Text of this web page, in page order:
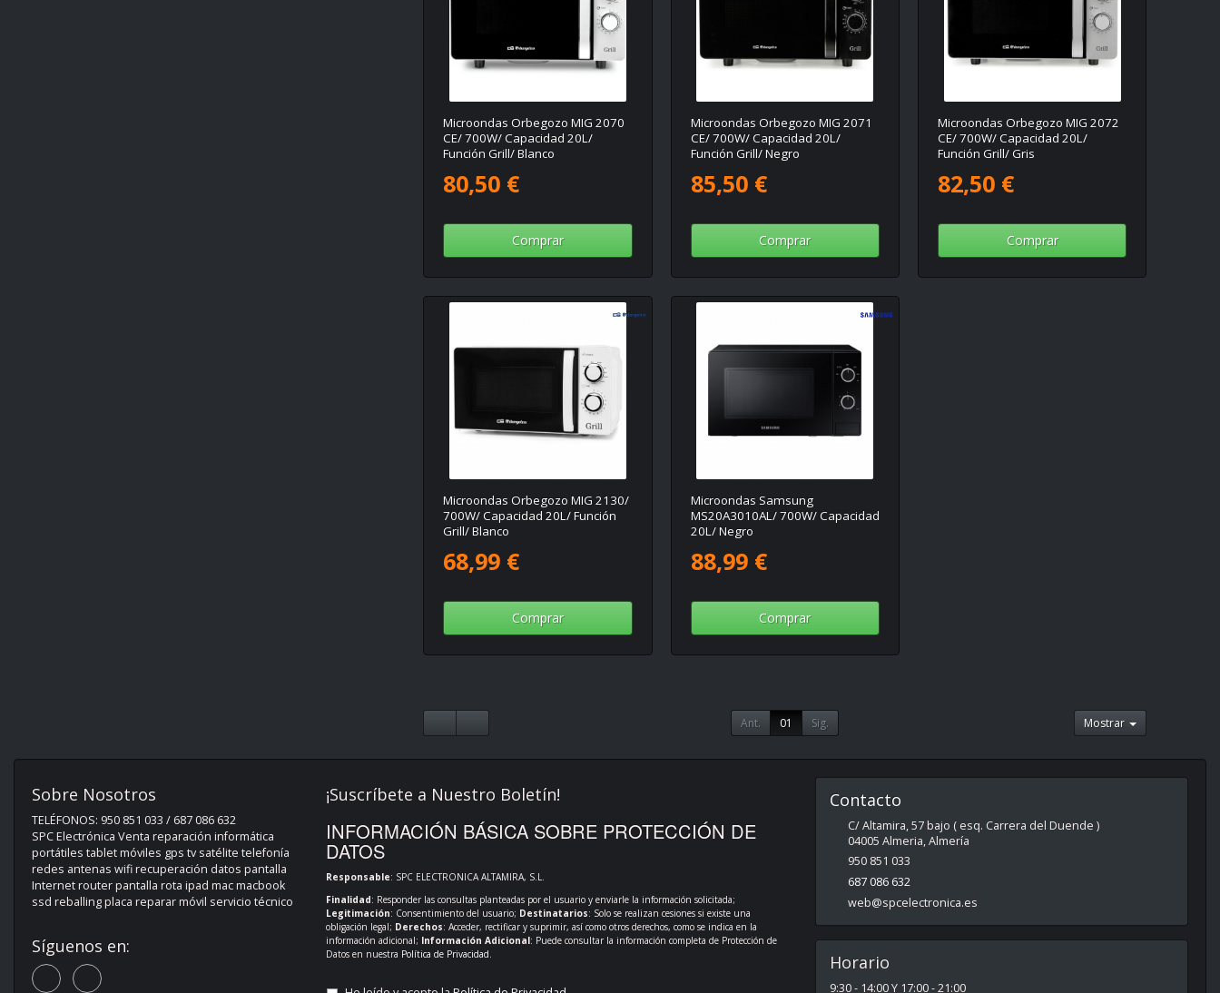
Microondas Orbegozo MIG 2070
CE/ 700W/ Capacidad 20L/
Función Grill/ Blanco
80,50 €
Comprar
Microondas Orbegozo MIG 2071
CE/ 700W/ Capacidad 20L/
Función Grill/ Negro
85,50 €
Comprar
Microondas Orbegozo MIG 2072
CE/ 700W/ Capacidad 20L/
Función Grill/ Gris
82,50 €
Comprar
Microondas Orbegozo MIG 2130/
700W/ Capacidad 20L/ Función
Grill/ Blanco
68,99 €
Comprar
Microondas Samsung
MS20A3010AL/ 700W/ Capacidad
20L/ Negro
88,99 €
Comprar
Ant. 01 Sig. Mostrar
Sobre Nosotros
TELÉFONOS: 950 851 033 / 687 086 632
SPC Electrónica Venta reparación informática
portátiles tablet móviles gps tv satélite telefonía
redes antenas wifi recuperación datos pantalla
Internet router pantalla rota ipad mac macbook
ssd reballing placa reparar móvil servicio técnico
Síguenos en:
¡Suscríbete a Nuestro Boletín!
INFORMACIÓN BÁSICA SOBRE PROTECCIÓN DE
DATOS
Responsable: SPC ELECTRONICA ALTAMIRA, S.L.
Finalidad: Responder las consultas planteadas por el usuario y enviarle la información solicitada;
Legitimación: Consentimiento del usuario; Destinatarios: Solo se realizan cesiones si existe una
obligación legal; Derechos: Acceder, rectificar y suprimir, así como otros derechos, como se indica en la
información adicional; Información Adicional: Puede consultar la información completa de Protección de
Datos en nuestra Política de Privacidad.
Contacto
C/ Altamira, 57 bajo ( esq. Carrera del Duende )
04005 Almeria,Almería
950 851 033
687 086 632
web@spcelectronica.es
Horario
9:30 - 14:00 Y 17:00 - 21:00